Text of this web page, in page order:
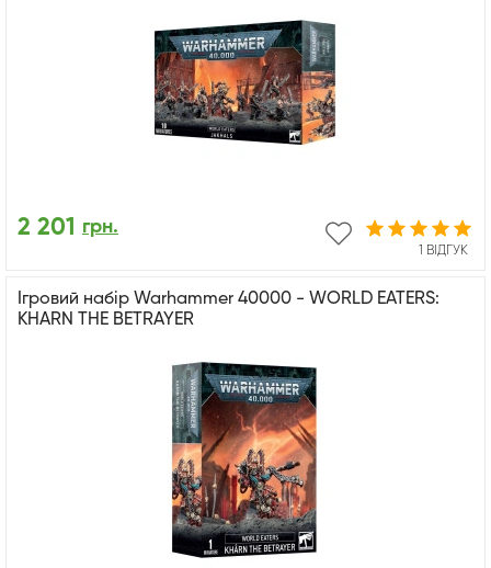
1 ВІДГУК
2 201 грн.
Ігровий набір Warhammer 40000 - WORLD EATERS:
KHARN THE BETRAYER